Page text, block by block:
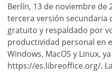
Berlín, 13 de noviembre de
tercera versión secundaria
gratuito y respaldado por
productividad personal en
Windows, MacOS y Linux,
https://es.libreoffice.org/.